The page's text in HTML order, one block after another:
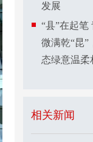
发展
“县”在起笔
微满乾“昆”
态绿意温柔
相关新闻